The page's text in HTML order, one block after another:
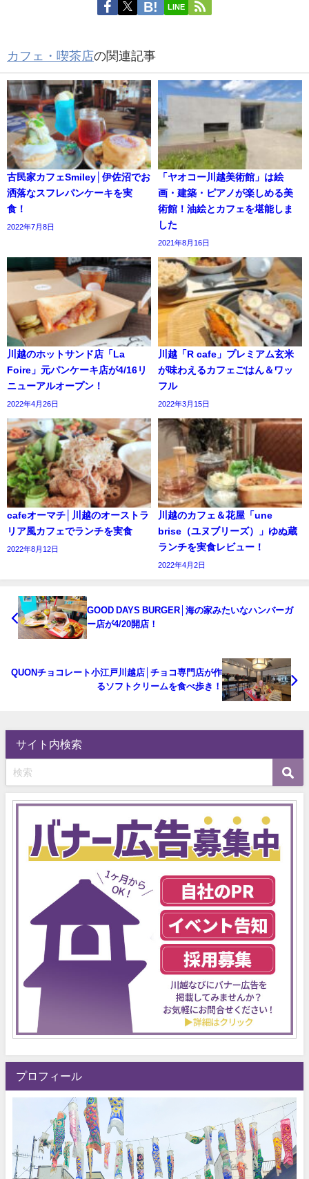
LINE
カフェ・喫茶店の関連記事
古民家カフェSmiley│伊佐沼でお
洒落なスフレパンケーキを実
食！
2022年7月8日
「ヤオコー川越美術館」は絵
画・建築・ピアノが楽しめる美
術館！油絵とカフェを堪能しま
した
2021年8月16日
川越のホットサンド店「La
Foire」元パンケーキ店が4/16リ
ニューアルオープン！
2022年4月26日
川越「R cafe」プレミアム玄米
が味わえるカフェごはん＆ワッ
フル
2022年3月15日
cafeオーマチ│川越のオーストラ
リア風カフェでランチを実食
2022年8月12日
川越のカフェ＆花屋「une
brise（ユヌブリーズ）」ゆぬ蔵
ランチを実食レビュー！
2022年4月2日
GOOD DAYS BURGER│海の家みたいなハンバーガ
ー店が4/20開店！
QUONチョコレート小江戸川越店│チョコ専門店が作
るソフトクリームを食べ歩き！
サイト内検索
プロフィール